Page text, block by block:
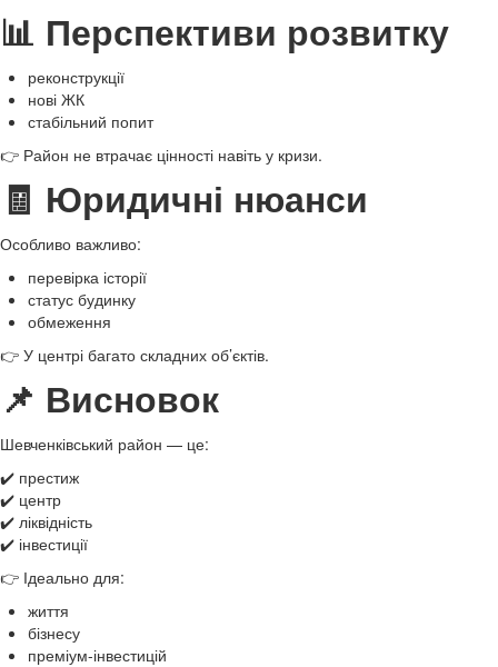
📊 Перспективи розвитку
реконструкції
нові ЖК
стабільний попит
👉 Район не втрачає цінності навіть у кризи.
🧾 Юридичні нюанси
Особливо важливо:
перевірка історії
статус будинку
обмеження
👉 У центрі багато складних об’єктів.
📌 Висновок
Шевченківський район — це:
✔️ престиж
✔️ центр
✔️ ліквідність
✔️ інвестиції
👉 Ідеально для:
життя
бізнесу
преміум-інвестицій